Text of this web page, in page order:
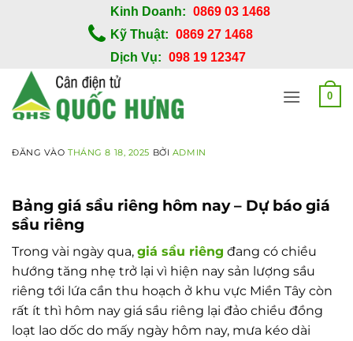
dung
Kinh Doanh: 0869 03 1468
Kỹ Thuật: 0869 27 1468
Dịch Vụ: 098 19 12347
0
ĐĂNG VÀOTHÁNG 8 18, 2025 BỞI ADMIN
Bảng giá sầu riêng hôm nay – Dự báo giá
sầu riêng
Trong vài ngày qua, giá sầu riêng đang có chiều
hướng tăng nhẹ trở lại vì hiện nay sản lượng sầu
riêng tới lứa cần thu hoạch ở khu vực Miền Tây còn
rất ít thì hôm nay giá sầu riêng lại đảo chiều đồng
loạt lao dốc do mấy ngày hôm nay, mưa kéo dài